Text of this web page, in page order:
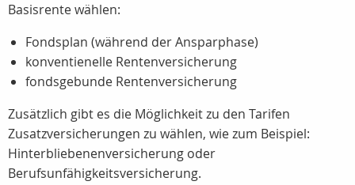
Basisrente wählen:
Fondsplan (während der Ansparphase)
konventienelle Rentenversicherung
fondsgebunde Rentenversicherung
Zusätzlich gibt es die Möglichkeit zu den Tarifen
Zusatzversicherungen zu wählen, wie zum Beispiel:
Hinterbliebenenversicherung oder
Berufsunfähigkeitsversicherung.